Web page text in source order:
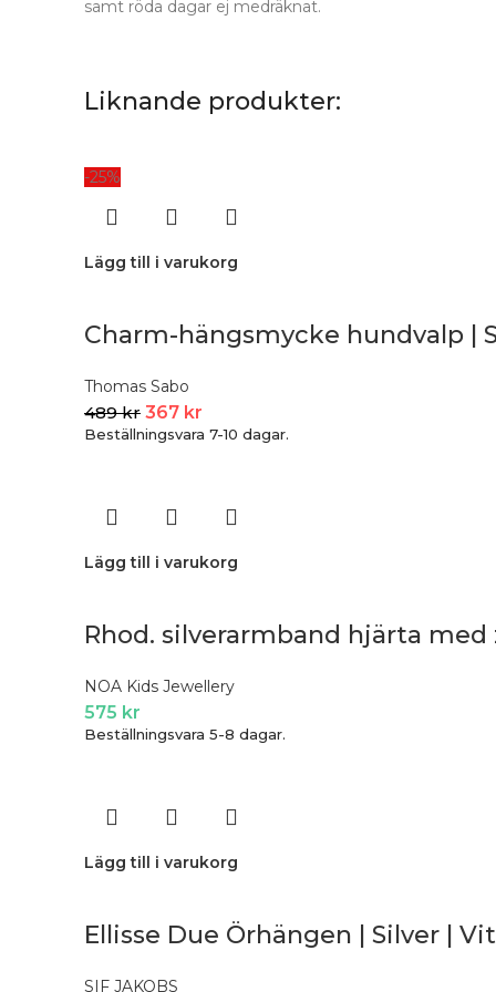
samt röda dagar ej medräknat.
Liknande produkter:
-25%
Lägg till i varukorg
Charm-hängsmycke hundvalp |
Thomas Sabo
489kr 367 kr
Beställningsvara 7-10 dagar.
Lägg till i varukorg
Rhod. silverarmband hjärta
NOA Kids Jewellery
575 kr
Beställningsvara 5-8 dagar.
Lägg till i varukorg
Ellisse Due Örhängen | Silver |
SIF JAKOBS